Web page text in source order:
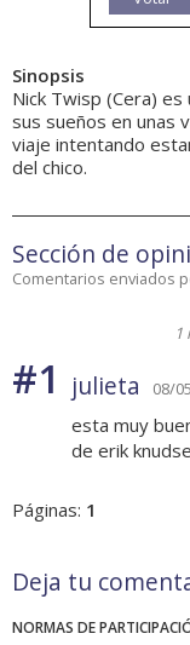
Sinopsis
Nick Twisp (Cera)
sus sueños en unas
viaje intentando
del chico.
Sección de
Comentarios enviados
1
#1 julieta 08/
esta muy
de erik
Páginas: 1
Deja tu
NORMAS DE